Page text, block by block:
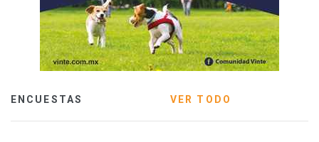
ENCUESTAS VER TODO